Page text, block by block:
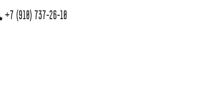
+7 (910) 737-26-10